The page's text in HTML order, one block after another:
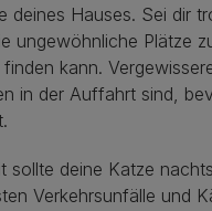
deines Hauses. Sei dir
ungewöhnliche Plätze
kann.
in der Auffahrt sind,
sollte deine Katze
Verkehrsunfälle und